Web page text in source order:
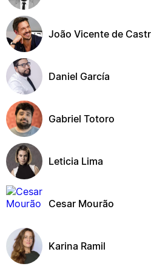
João Vicente de
Daniel García
Gabriel Totoro
Leticia Lima
Cesar Mourão
Karina Ramil